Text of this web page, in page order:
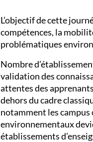
L’objectif de cette
compétences, la
problématiques
Nombre
validation des
attentes des
dehors du cadre
notamment les
environnementaux
établissements